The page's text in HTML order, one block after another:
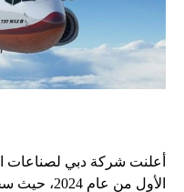
أعلنت شركة دبي لصناعات
الأول من